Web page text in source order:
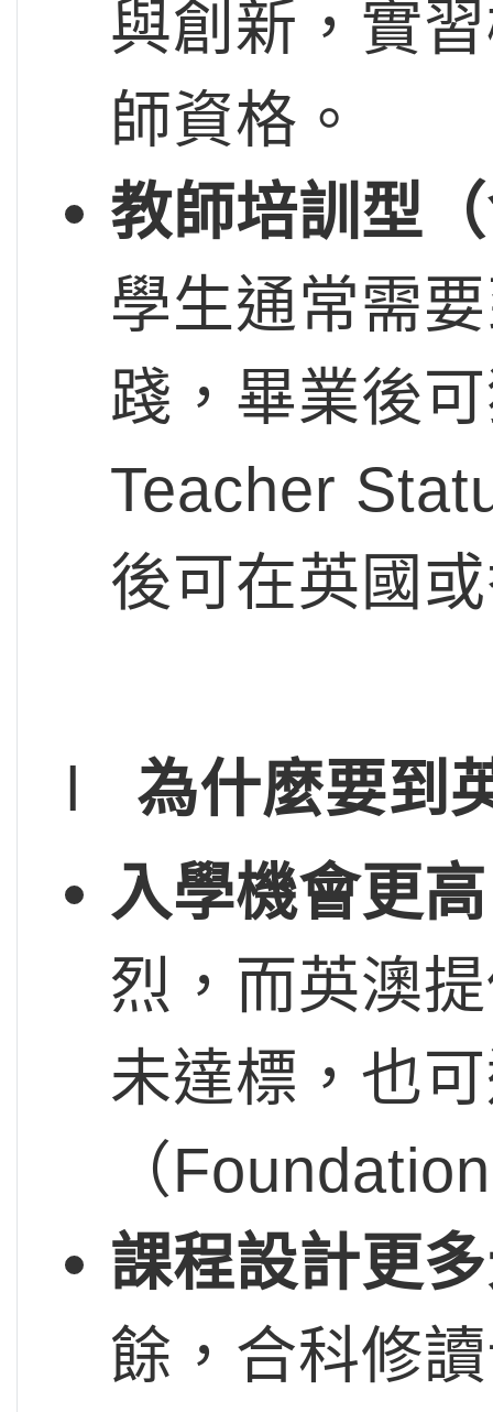
與創新，實
師資格。
教師培訓型
學生通常需
踐，畢業後
Teacher
後可在英國
l 為什麼要到
入學機會更高
烈，而英澳
未達標，也
（
課程設計更
餘，合科修